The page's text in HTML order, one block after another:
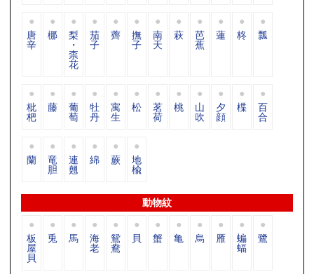
唐
辛
梛 梨
・
柰
花
茄
子
薺 撫
子
南
天
萩 芭
蕉
蓮 柊 瓢
枇
杷
藤 葡
萄
牡
丹
寓
生
松 茗
荷
桃 山
吹
夕
顔
楪 百
合
蘭 竜
胆
連
翹
綿 蕨 地
楡
動物紋
板
屋
貝
兎 馬 海
老
鴛
鴦
貝 蟹 亀 烏 雁 蝙
蝠
鷺